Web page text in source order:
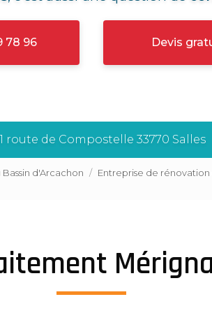
78 96 Devis
route de Compostelle 33770 Salles
d'Arcachon
Entreprise de rénovation